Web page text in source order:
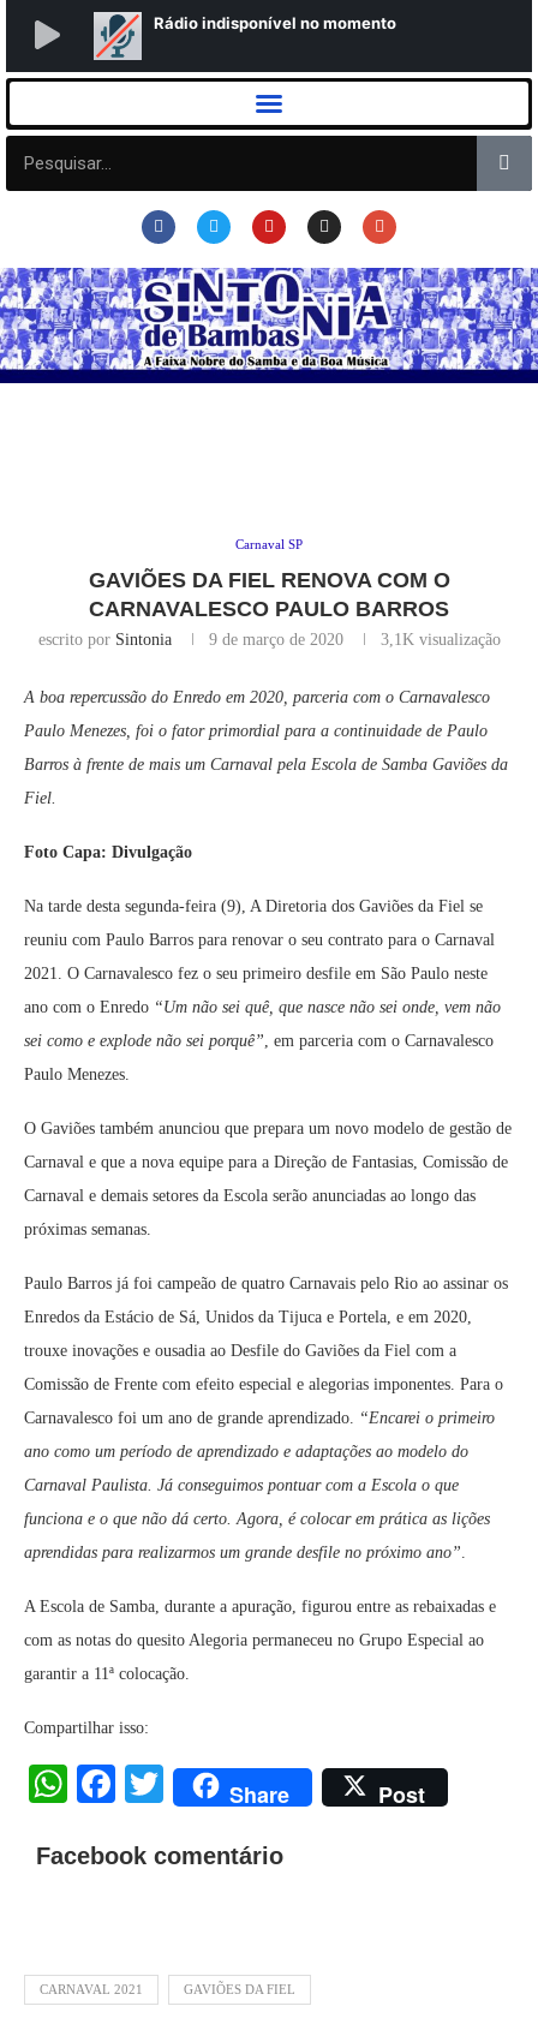
Carnaval SP
GAVIÕES DA FIEL RENOVA COM O
CARNAVALESCO PAULO BARROS
escrito por Sintonia 9 de março de 2020 3,1Kvisualização
A boa repercussão do Enredo em 2020, parceria com o Carnavalesco
Paulo Menezes, foi o fator primordial para a continuidade de Paulo
Barros à frente de mais um Carnaval pela Escola de Samba Gaviões da
Fiel.
Foto Capa: Divulgação
Na tarde desta segunda-feira (9), A Diretoria dos Gaviões da Fiel se
reuniu com Paulo Barros para renovar o seu contrato para o Carnaval
2021. O Carnavalesco fez o seu primeiro desfile em São Paulo neste
ano com o Enredo “Um não sei quê, que nasce não sei onde, vem não
sei como e explode não sei porquê”, em parceria com o Carnavalesco
Paulo Menezes.
O Gaviões também anunciou que prepara um novo modelo de gestão de
Carnaval e que a nova equipe para a Direção de Fantasias, Comissão de
Carnaval e demais setores da Escola serão anunciadas ao longo das
próximas semanas.
Paulo Barros já foi campeão de quatro Carnavais pelo Rio ao assinar os
Enredos da Estácio de Sá, Unidos da Tijuca e Portela, e em 2020,
trouxe inovações e ousadia ao Desfile do Gaviões da Fiel com a
Comissão de Frente com efeito especial e alegorias imponentes. Para o
Carnavalesco foi um ano de grande aprendizado. “Encarei o primeiro
ano como um período de aprendizado e adaptações ao modelo do
Carnaval Paulista. Já conseguimos pontuar com a Escola o que
funciona e o que não dá certo. Agora, é colocar em prática as lições
aprendidas para realizarmos um grande desfile no próximo ano”.
A Escola de Samba, durante a apuração, figurou entre as rebaixadas e
com as notas do quesito Alegoria permaneceu no Grupo Especial ao
garantir a 11ª colocação.
Compartilhar isso:
WhatsApp
Facebook
Twitter
Share Post
Facebook comentário
CARNAVAL 2021 GAVIÕES DA FIEL